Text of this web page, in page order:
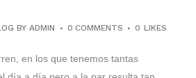
BYADMIN 0 COMMENTS 0 LIKES
en los que tenemos tantas